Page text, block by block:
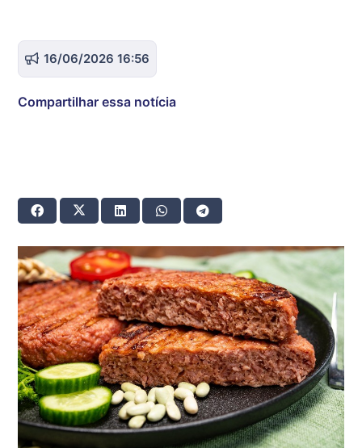
16/06/2026 16:56
Compartilhar essa notícia